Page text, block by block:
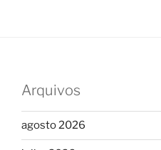
Arquivos
agosto 2026